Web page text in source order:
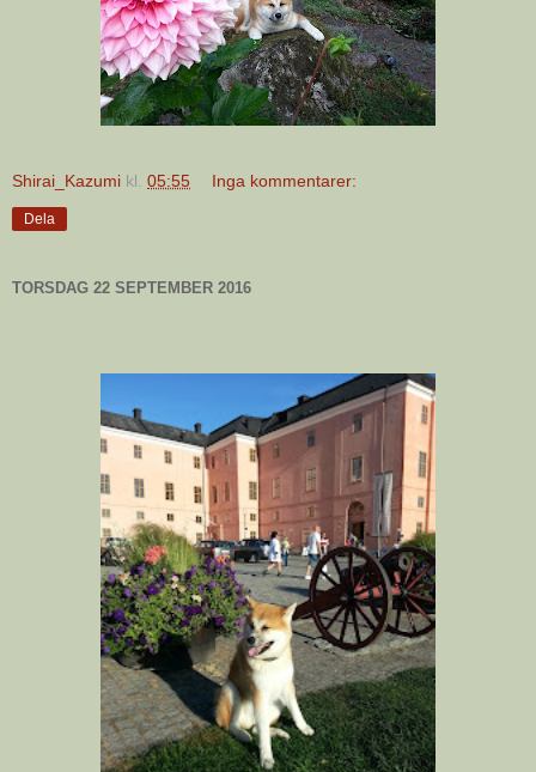
Shirai_Kazumi kl. 05:55 Inga kommentarer:
Dela
TORSDAG 22 SEPTEMBER 2016